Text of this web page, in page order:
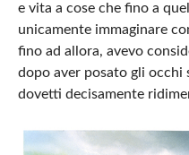
e vita a cose che fino a
unicamente immaginare
fino ad allora, avevo
dopo aver posato gli occhi
dovetti decisamente